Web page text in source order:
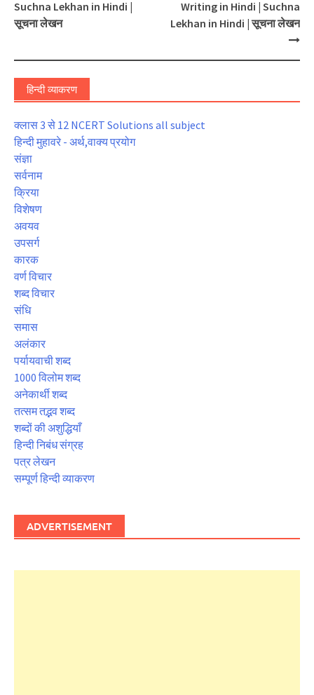
Suchna Lekhan in Hindi |
सूचना लेखन
Writing in Hindi | Suchna
Lekhan in Hindi | सूचना लेखन
हिन्दी व्याकरण
क्लास 3 से 12 NCERT Solutions all subject
हिन्दी मुहावरे - अर्थ,वाक्य प्रयोग
संज्ञा
सर्वनाम
क्रिया
विशेषण
अवयव
उपसर्ग
कारक
वर्ण विचार
शब्द विचार
संधि
समास
अलंकार
पर्यायवाची शब्द
1000 विलोम शब्द
अनेकार्थी शब्द
तत्सम तद्भव शब्द
शब्दों की अशुद्धियाँ
हिन्दी निबंध संग्रह
पत्र लेखन
सम्पूर्ण हिन्दी व्याकरण
ADVERTISEMENT